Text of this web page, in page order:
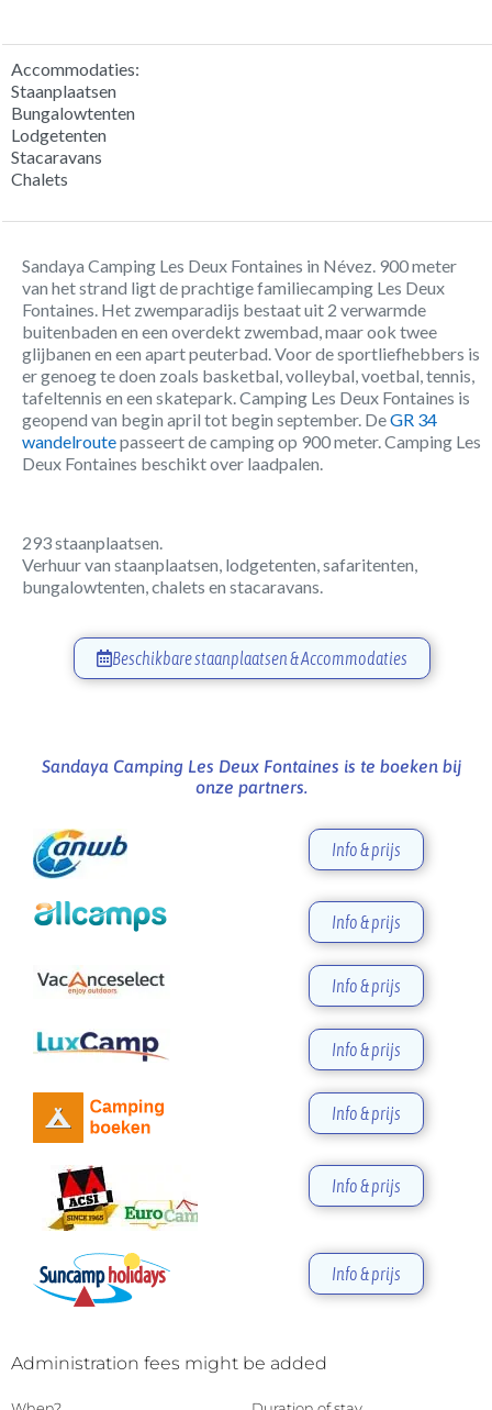
Accommodaties:
Staanplaatsen
Bungalowtenten
Lodgetenten
Stacaravans
Chalets
Sandaya Camping Les Deux Fontaines in Névez. 900 meter
van het strand ligt de prachtige familiecamping Les Deux
Fontaines. Het zwemparadijs bestaat uit 2 verwarmde
buitenbaden en een overdekt zwembad, maar ook twee
glijbanen en een apart peuterbad. Voor de sportliefhebbers is
er genoeg te doen zoals basketbal, volleybal, voetbal, tennis,
tafeltennis en een skatepark. Camping Les Deux Fontaines is
geopend van begin april tot begin september. DeGR 34
wandelroutepasseert de camping op 900 meter. Camping Les
Deux Fontaines beschikt over laadpalen.
293 staanplaatsen.
Verhuur van staanplaatsen, lodgetenten, safaritenten,
bungalowtenten, chalets en stacaravans.
Beschikbare staanplaatsen & Accommodaties
Sandaya Camping Les Deux Fontaines is te boeken bij
onze partners.
Info & prijs
Info & prijs
Info & prijs
Info & prijs
Info & prijs
Info & prijs
Info & prijs